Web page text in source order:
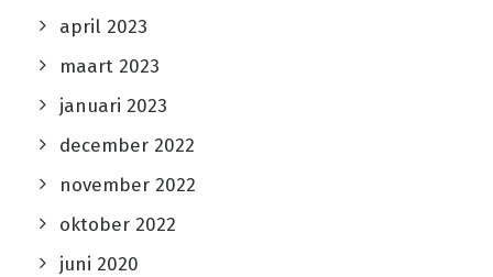
april 2023
maart 2023
januari 2023
december 2022
november 2022
oktober 2022
juni 2020